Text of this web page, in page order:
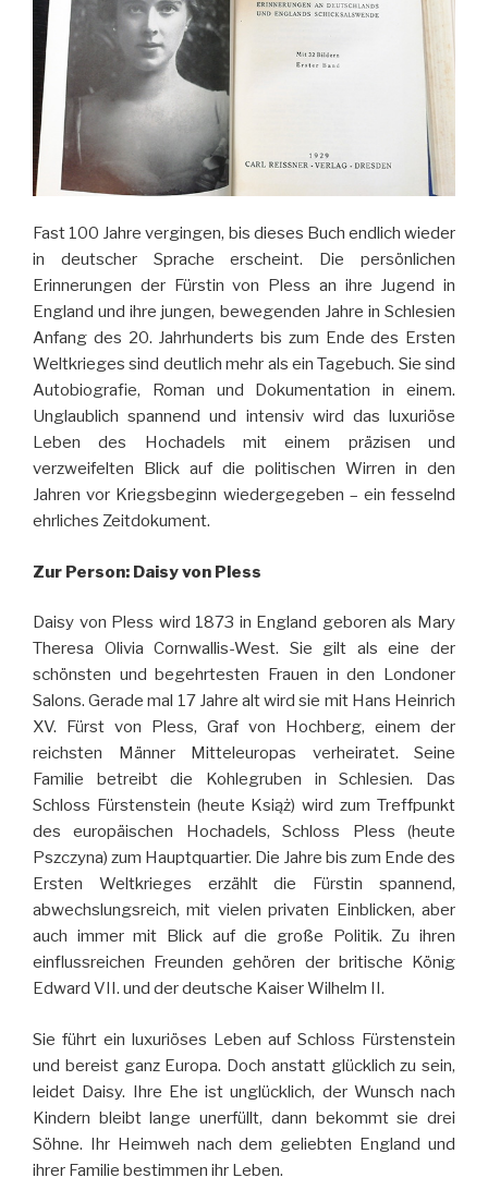
Fast 100 Jahre vergingen, bis dieses Buch endlich wieder
in deutscher Sprache erscheint. Die persönlichen
Erinnerungen der Fürstin von Pless an ihre Jugend in
England und ihre jungen, bewegenden Jahre in Schlesien
Anfang des 20. Jahrhunderts bis zum Ende des Ersten
Weltkrieges sind deutlich mehr als ein Tagebuch. Sie sind
Autobiografie, Roman und Dokumentation in einem.
Unglaublich spannend und intensiv wird das luxuriöse
Leben des Hochadels mit einem präzisen und
verzweifelten Blick auf die politischen Wirren in den
Jahren vor Kriegsbeginn wiedergegeben – ein fesselnd
ehrliches Zeitdokument.
Zur Person: Daisy von Pless
Daisy von Pless wird 1873 in England geboren als Mary
Theresa Olivia Cornwallis-West. Sie gilt als eine der
schönsten und begehrtesten Frauen in den Londoner
Salons. Gerade mal 17 Jahre alt wird sie mit Hans Heinrich
XV. Fürst von Pless, Graf von Hochberg, einem der
reichsten Männer Mitteleuropas verheiratet. Seine
Familie betreibt die Kohlegruben in Schlesien. Das
Schloss Fürstenstein (heute Książ) wird zum Treffpunkt
des europäischen Hochadels, Schloss Pless (heute
Pszczyna) zum Hauptquartier. Die Jahre bis zum Ende des
Ersten Weltkrieges erzählt die Fürstin spannend,
abwechslungsreich, mit vielen privaten Einblicken, aber
auch immer mit Blick auf die große Politik. Zu ihren
einflussreichen Freunden gehören der britische König
Edward VII. und der deutsche Kaiser Wilhelm II.
Sie führt ein luxuriöses Leben auf Schloss Fürstenstein
und bereist ganz Europa. Doch anstatt glücklich zu sein,
leidet Daisy. Ihre Ehe ist unglücklich, der Wunsch nach
Kindern bleibt lange unerfüllt, dann bekommt sie drei
Söhne. Ihr Heimweh nach dem geliebten England und
ihrer Familie bestimmen ihr Leben.